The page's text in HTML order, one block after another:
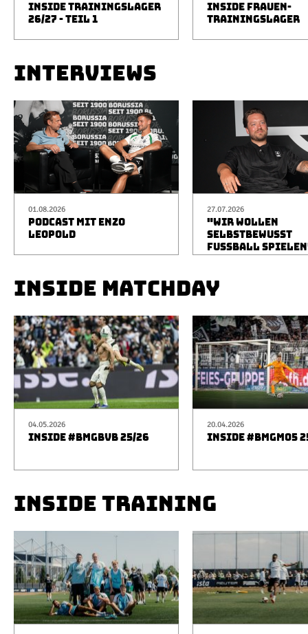
INSIDE TRAININGSLAGER
26/27 - TEIL 1
INSIDE FRAUEN-
TRAININGSLAGER
INTERVIEWS
01.08.2026
PODCAST MIT ENZO
LEOPOLD
27.07.2026
"WIR WOLLEN
SELBSTBEWUSST
FUSSBALL
INSIDE MATCHDAY
04.05.2026
INSIDE #BMGBVB 25/26
20.04.2026
INSIDE #BMGM05
INSIDE TRAINING